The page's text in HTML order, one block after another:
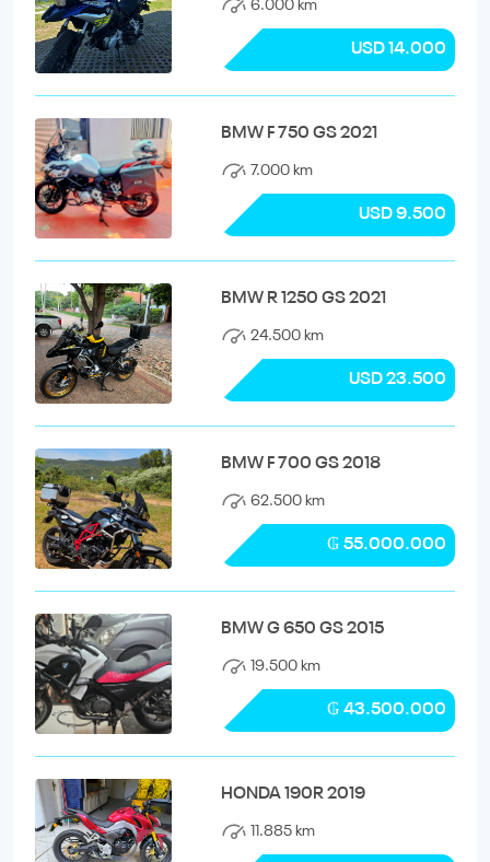
6.000 km
USD 14.000
BMW F 750 GS 2021
7.000 km
USD 9.500
BMW R 1250 GS 2021
24.500 km
USD 23.500
BMW F 700 GS 2018
62.500 km
₲ 55.000.000
BMW G 650 GS 2015
19.500 km
₲ 43.500.000
HONDA 190R 2019
11.885 km